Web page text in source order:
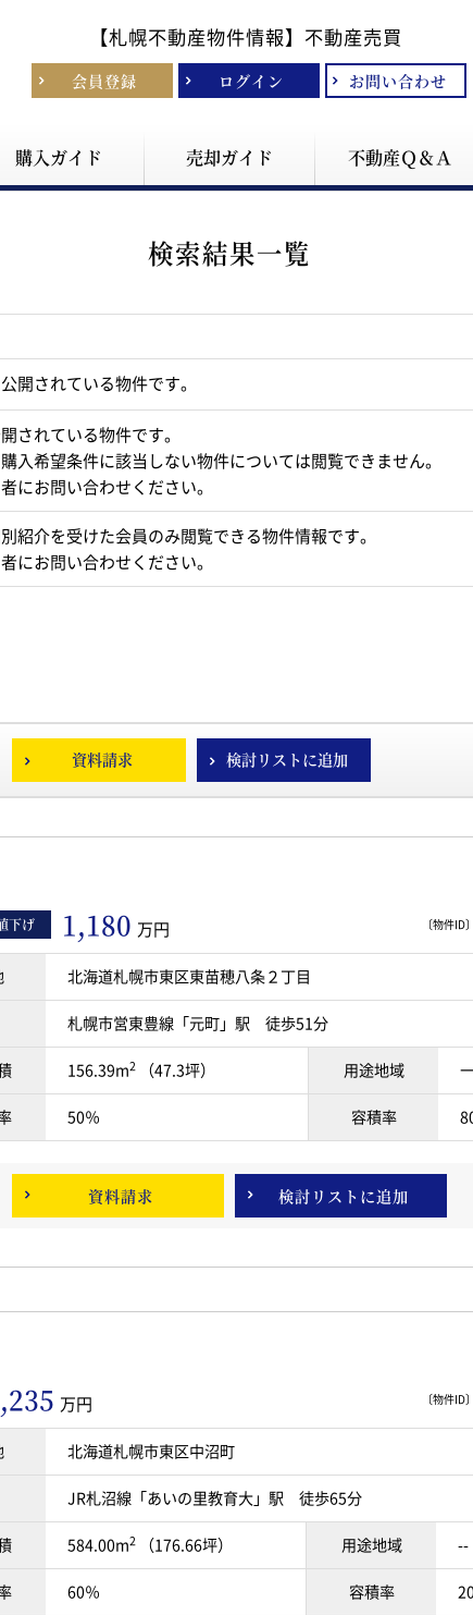
【札幌不動産物件情報】 不動産売買
会員登録 ログイン お問い合わせ
購入ガイド 売却ガイド 不動産Ｑ＆Ａ
検索結果一覧
開されている物件です。
されている物件です。
入希望条件に該当しない物件については閲覧できません。
にお問い合わせください。
紹介を受けた会員のみ閲覧できる物件情報です。
にお問い合わせください。
資料請求 検討リストに追加
〔物件
下げ 1,180 万円
北海道札幌市東区東苗穂八条２丁目
札幌市営東豊線「元町」駅 徒歩51分
156.39m2 （47.3坪） 用途地域
50％ 容積率
資料請求 検討リスト に追加
〔物件
万円
北海道札幌市東区中沼町
JR札沼線「あいの里教育大」駅 徒歩65分
584.00m2 （176.66坪） 用途地域 --
60％ 容積率